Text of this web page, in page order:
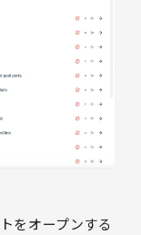
をオープンする